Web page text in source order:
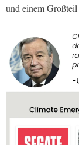
und einem